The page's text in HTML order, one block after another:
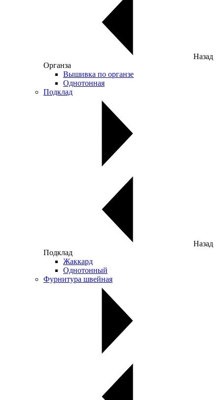
Назад
Органза
Вышивка по органзе
Однотонная
Подклад
Назад
Подклад
Жаккард
Однотонный
Фурнитура швейная